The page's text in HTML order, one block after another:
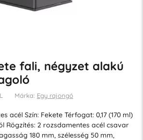
fali, négyzet alakú
Márka: Egy rajongó
acél Szín: Fekete Térfogat: 0,17 (170 ml)
Rögzítés: 2 rozsdamentes acél csavar
180 mm, szélesség 50 mm,